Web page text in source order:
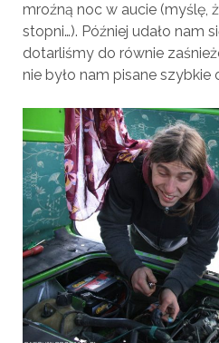
mroźną noc w aucie (myślę,
stopni…). Później udało nam
dotarliśmy do równie
nie było nam pisane